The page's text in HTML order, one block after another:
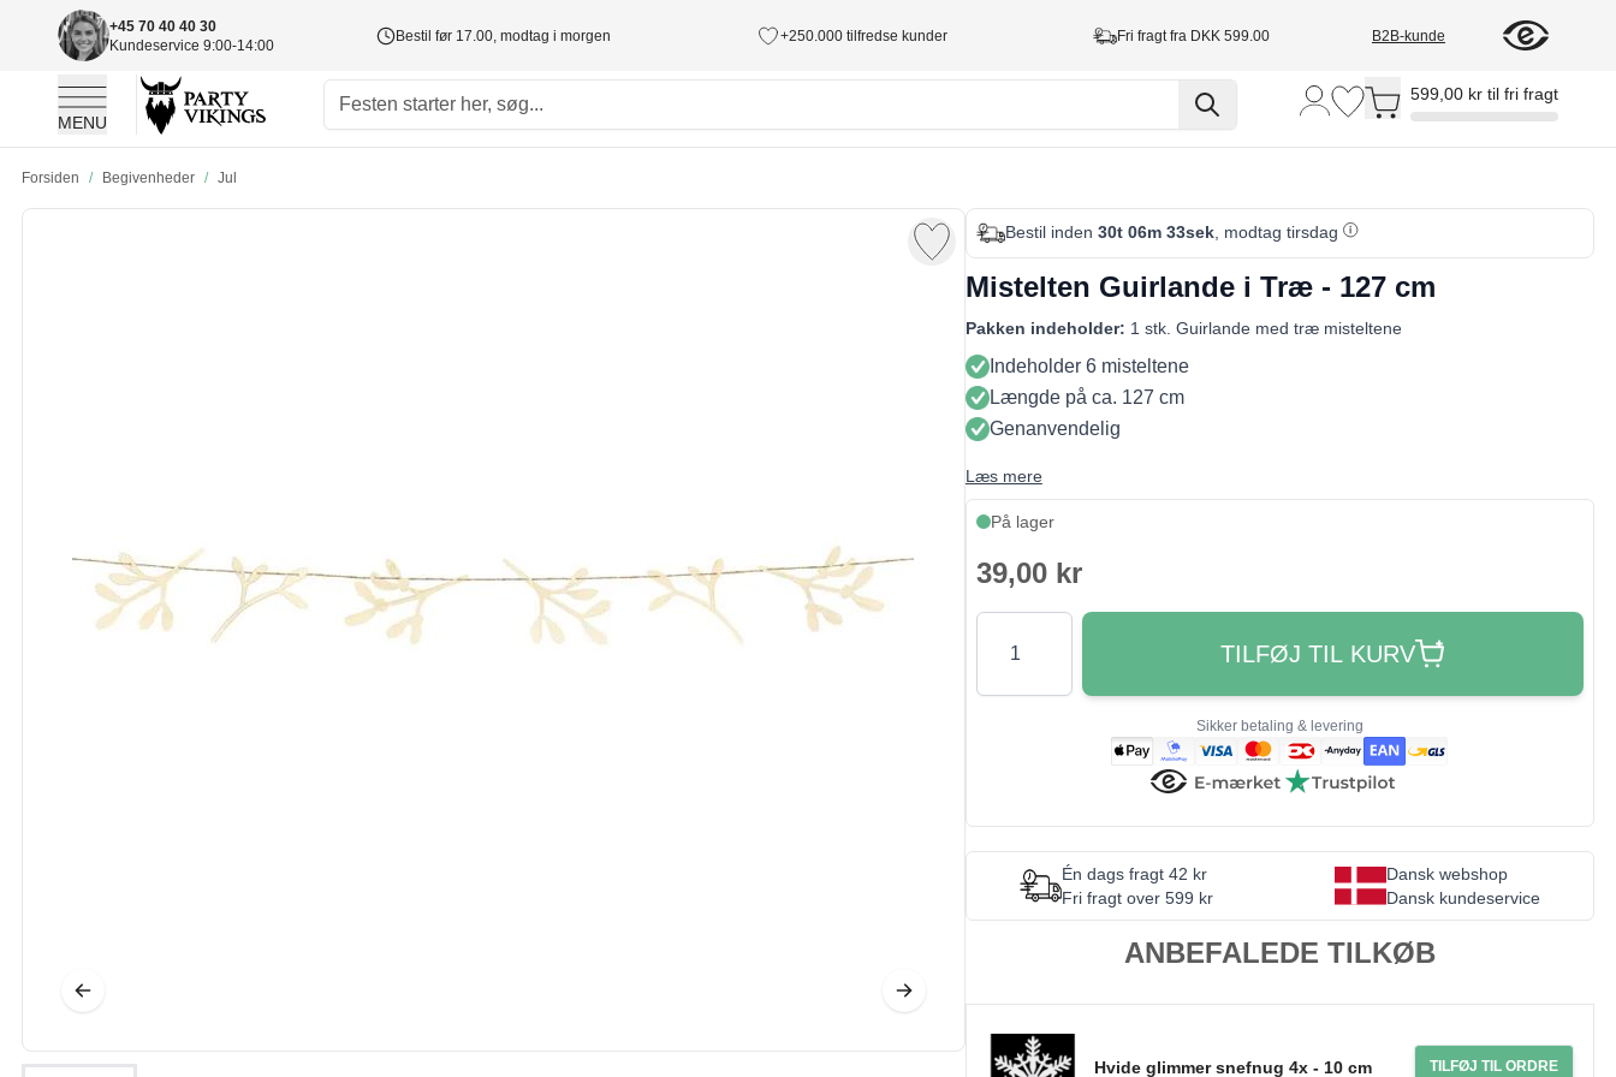
+45 70 40 40 30
Kundeservice 9:00-14:00
Bestil før 17.00, modtag i morgen +250.000 tilfredse kunder Fri fragt fra DKK 599.00 B2B-kunde
MENU
Toggle minicart, Cart is empty
599,00 kr til fri fragt
Forsiden / Begivenheder / Jul
Bestil inden 30t 06m 32sek, modtag tirsdag
Mistelten Guirlande i Træ - 127 cm
Pakken indeholder: 1 stk. Guirlande med træ misteltene
Indeholder 6 misteltene
Længde på ca. 127 cm
Genanvendelig
Læs mere
På lager
39,00 kr
Antal
TILFØJ TIL KURV
Sikker betaling & levering
Én dags fragt 42 kr
Fri fragt over 599 kr
Dansk webshop
Dansk kundeservice
ANBEFALEDE TILKØB
Hvide glimmer snefnug 4x - 10 cm TILFØJ TIL ORDRE